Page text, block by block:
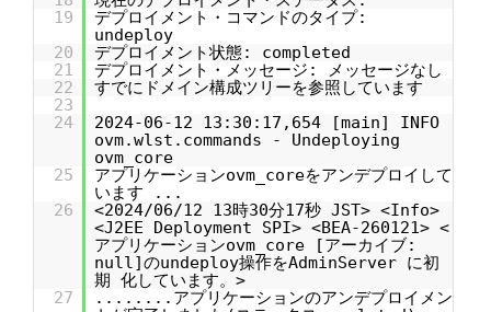
19
デプロイメント・コマンドのタイプ:
undeploy
20
デプロイメント状態: completed
21
デプロイメント・メッセージ: メッセージなし
22
すでにドメイン構成ツリーを参照しています
23
24
2024-06-12 13:30:17,654 [main] INFO
ovm.wlst.commands - Undeploying
ovm_core
25
アプリケーションovm_coreをアンデプロイして
います ...
26
<2024/06/12 13時30分17秒 JST> <Info>
<J2EE Deployment SPI> <BEA-260121> <
アプリケーションovm_core [アーカイブ:
null]のundeploy操作をAdminServer に初
期 化しています。>
27
........アプリケーションのアンデプロイメン